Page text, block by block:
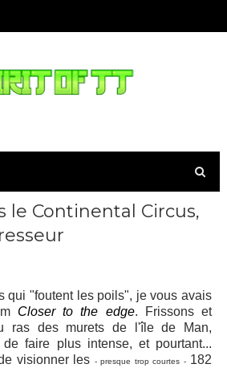
le Continental Circus,
qui "foutent les poils", je vous avais
Closer to the edge. Frissons et
ras des murets de l'île de Man,
faire plus intense, et pourtant...
visionner les - presque trop courtes -182